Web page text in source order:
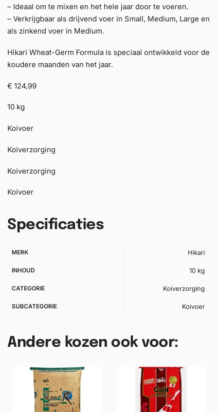
– Ideaal om te mixen en het hele jaar door te voeren.
– Verkrijgbaar als drijvend voer in Small, Medium, Large en
als zinkend voer in Medium.
Hikari Wheat-Germ Formula is speciaal ontwikkeld voor de
koudere maanden van het jaar.
€ 124,99
10 kg
Koivoer
Koiverzorging
Koiverzorging
Koivoer
Specificaties
MERK Hikari
INHOUD 10 kg
CATEGORIE Koiverzorging
SUBCATEGORIE Koivoer
Andere kozen ook voor: